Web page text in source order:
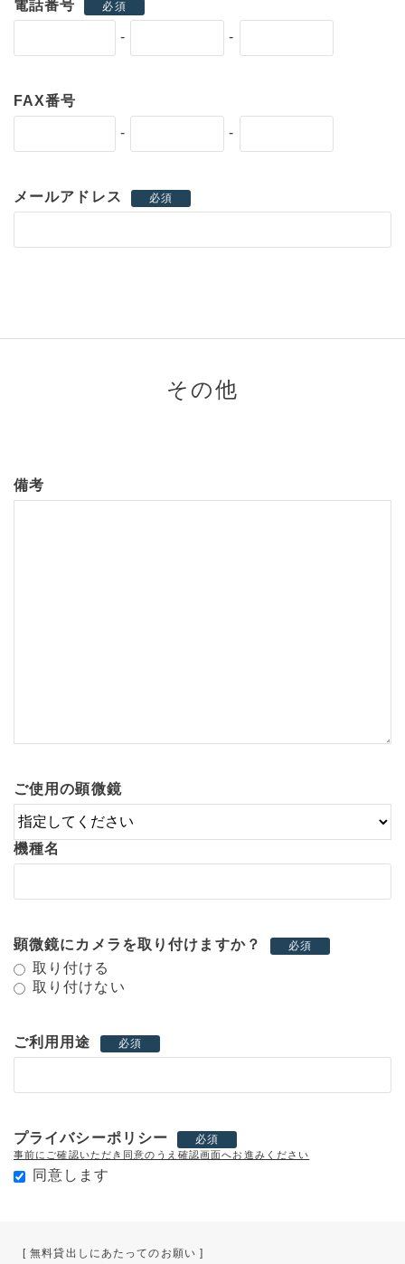
電話番号 必須
- -
FAX番号
- -
メールアドレス 必須
その他
備考
ご使用の顕微鏡
機種名
顕微鏡にカメラを取り付けますか？ 必須
取り付ける
取り付けない
ご利用用途 必須
プライバシーポリシー 必須
事前にご確認いただき同意のうえ確認画面へお進みください
同意します
[ 無料貸出しにあたってのお願い ]